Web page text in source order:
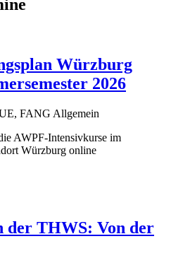
Würzburg
2026
FANG Allgemein
AWPF-Intensivkurse im
Würzburg online
der THWS: Von der